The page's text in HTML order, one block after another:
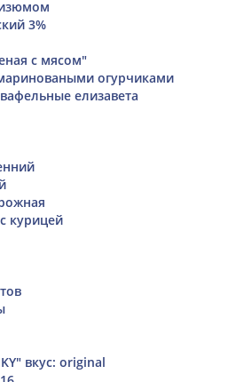
3%
с мясом"
огурчиками
елизавета
курицей
вкус: original